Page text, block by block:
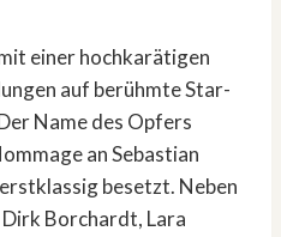
einer hochkarätigen
auf berühmte Star-
Name des Opfers
an Sebastian
besetzt. Neben
Borchardt, Lara